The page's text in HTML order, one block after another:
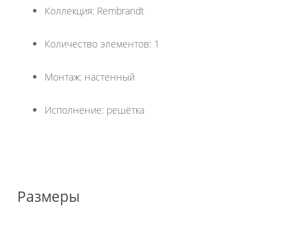
Коллекция: Rembrandt
Количество элементов: 1
Монтаж: настенный
Исполнение: решётка
Размеры